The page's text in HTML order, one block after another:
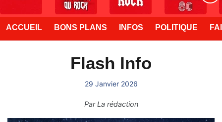
ACCUEIL BONS PLANS INFOS POLITIQUE
Flash Info
29 Janvier 2026
ParLa rédaction